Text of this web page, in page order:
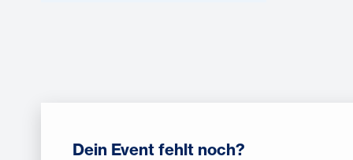
Dein Event fehlt noch?